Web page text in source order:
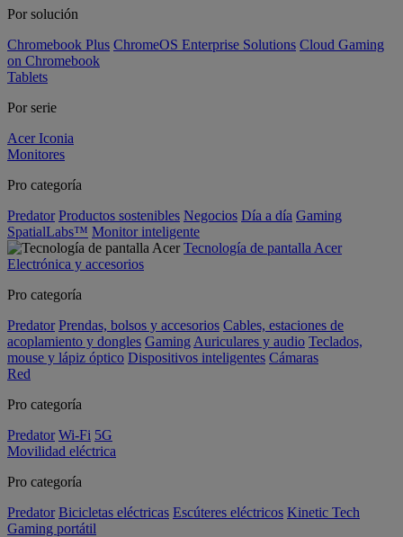
Por solución
Chromebook Plus ChromeOS Enterprise Solutions Cloud Gaming
on Chromebook
Tablets
Por serie
Acer Iconia
Monitores
Pro categoría
Predator Productos sostenibles Negocios Día a día Gaming
SpatialLabs™ Monitor inteligente
Tecnología de pantalla Acer
Electrónica y accesorios
Pro categoría
Predator Prendas, bolsos y accesorios Cables, estaciones de
acoplamiento y dongles Gaming Auriculares y audio Teclados,
mouse y lápiz óptico Dispositivos inteligentes Cámaras
Red
Pro categoría
Predator Wi-Fi 5G
Movilidad eléctrica
Pro categoría
Predator Bicicletas eléctricas Escúteres eléctricos Kinetic Tech
Gaming portátil